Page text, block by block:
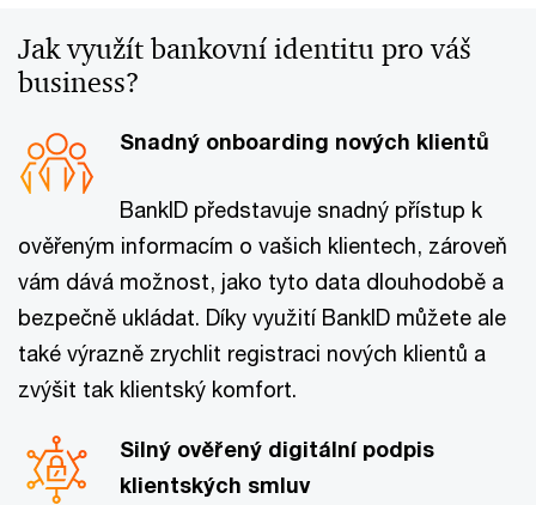
Jak využít bankovní identitu pro váš
business?
Snadný onboarding nových klientů
BankID představuje snadný přístup k
ověřeným informacím o vašich klientech, zároveň
vám dává možnost, jako tyto data dlouhodobě a
bezpečně ukládat. Díky využití BankID můžete ale
také výrazně zrychlit registraci nových klientů a
zvýšit tak klientský komfort.
Silný ověřený digitální podpis
klientských smluv